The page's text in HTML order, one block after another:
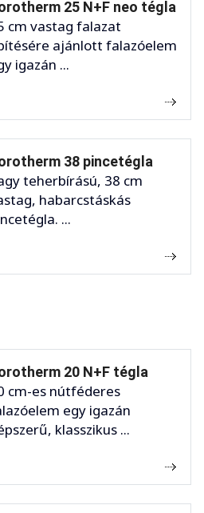
25 N+F neo tégla
cm vastag falazat
ajánlott falazóelem
igazán ...
38 pincetégla
teherbírású, 38 cm
habarcstáskás
...
20 N+F tégla
cm-es nútféderes
egy igazán
klasszikus ...